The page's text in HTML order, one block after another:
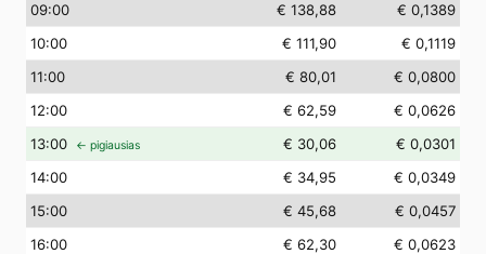
09:00 € 138,88
€ 0,1389
10:00 € 111,90
€ 0,1119
11:00 € 80,01
€ 0,0800
12:00 € 62,59
€ 0,0626
13:00 ← pigiausias € 30,06
€ 0,0301
14:00 € 34,95
€ 0,0349
15:00 € 45,68
€ 0,0457
16:00 € 62,30
€ 0,0623